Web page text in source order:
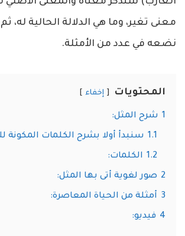
معنى تغير، وما هي الدلالة الحالية له،
نضعه في عدد من الأمثلة.
المحتويات إخفاء
1 شرح المثل:
1.1 سنبدأ أولا بشرح الكلمات المكونة
1.2 الكلمات:
2 صور لغوية أتى بها المثل:
3 أمثلة من الحياة المعاصرة:
4 فيديو: